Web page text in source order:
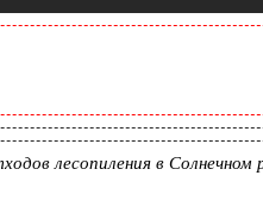
лесопиления в Солнечном